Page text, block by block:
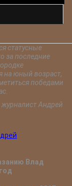
статусные
за последние
на юный возраст,
победами
Андрей
Влад